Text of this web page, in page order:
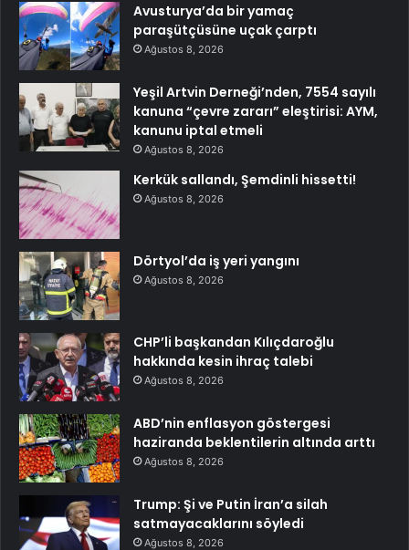
Avusturya’da bir yamaç
paraşütçüsüne uçak çarptı
Ağustos 8, 2026
Yeşil Artvin Derneği’nden, 7554 sayılı
kanuna “çevre zararı” eleştirisi: AYM,
kanunu iptal etmeli
Ağustos 8, 2026
Kerkük sallandı, Şemdinli hissetti!
Ağustos 8, 2026
Dörtyol’da iş yeri yangını
Ağustos 8, 2026
CHP’li başkandan Kılıçdaroğlu
hakkında kesin ihraç talebi
Ağustos 8, 2026
ABD’nin enflasyon göstergesi
haziranda beklentilerin altında arttı
Ağustos 8, 2026
Trump: Şi ve Putin İran’a silah
satmayacaklarını söyledi
Ağustos 8, 2026